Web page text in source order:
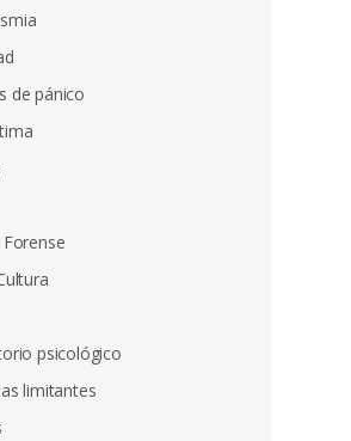
de pánico
Forense
psicológico
limitantes